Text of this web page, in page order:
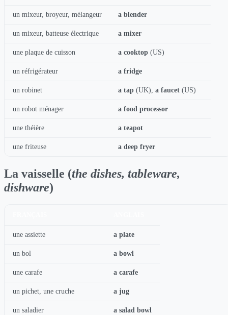
un mixeur, broyeur, mélangeur a blender
un mixeur, batteuse électrique a mixer
une plaque de cuisson a cooktop (US)
un réfrigérateur a fridge
un robinet a tap (UK), a faucet (US)
un robot ménager a food processor
une théière a teapot
une friteuse a deep fryer
La vaisselle (the dishes, tableware,
dishware)
une assiette a plate
un bol a bowl
une carafe a carafe
un pichet, une cruche a jug
un saladier a salad bowl